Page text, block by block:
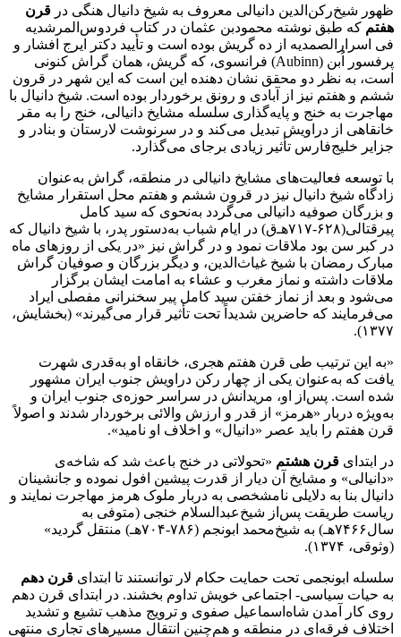
ظهور شیخ‌رکن‌الدین دانیالی معروف به شیخ دانیال هنگی در قرن
هفتم که طبق نوشته محمودبن عثمان در کتاب فردوس‌المرشدیه
فی اسرارالصمدیه از ده گریش بوده است و تأیید دکتر ایرج افشار و
پرفسور اُبن (Aubinn) فرانسوی، که گریش، همان گراش کنونی
است، به نظر دو محقق نشان دهنده این است که این شهر در قرون
ششم و هفتم نیز از آبادی و رونق برخوردار بوده است. شیخ دانیال با
مهاجرت به خنج و پایه‌گذاری سلسله مشایخ دانیالی، خنج را به مقر
خانقاهی از دراویش تبدیل می‌کند و در سرنوشت لارستان و بنادر و
جزایر خلیج‌فارس تأثیر زیادی برجای می‌گذارد.
با توسعه فعالیت‌های مشایخ دانیالی در منطقه، گراش به‌عنوان
زادگاه شیخ دانیال نیز در قرون ششم و هفتم محل استقرار مشایخ
و بزرگان صوفیه دانیالی می‌گردد به‌نحوی که سید کامل
پیرقتالی(۶۲۸-۷۱۷هـ‌ق) در ایام شباب به‌دستور پدر، با شیخ دانیال که
در کبر سن بود ملاقات نمود و در گراش نیز «در یکی از روزهای ماه
مبارک رمضان با شیخ غیاث‌الدین، و دیگر بزرگان و صوفیان گراش
ملاقات داشته و نماز مغرب و عشاء به امامت ایشان برگزار
می‌شود و بعد از نماز خفتن سید کامل پیر سخنرانی مفصلی ایراد
می‌فرمایند که حاضرین شدیداً تحت تأثیر قرار می‌گیرند» (بخشایش،
۱۳۷۷).
«به این ترتیب طی قرن هفتم هجری، خانقاه او به‌قدری شهرت
یافت که به‌عنوان یکی از چهار رکن دراویش جنوب ایران مشهور
شده است. پس‌از او، مریدانش در سراسر حوزه‌ی جنوب ایران و
به‌ویژه دربار «هرمز» از قدر و ارزش والائی برخوردار شدند و اصولاً
قرن هفتم را باید عصر «دانیال» و اخلاف او نامید».
در ابتدای قرن هشتم «تحولاتی در خنج باعث شد که شاخه‌ی
«دانیالی» و مشایخ آن دیار از قدرت پیشین افول نموده و جانشینان
دانیال بنا به دلایلی نامشخصی به دربار ملوک هرمز مهاجرت نمایند و
ریاست طریقت پس‌از شیخ‌عبدالسلام خنجی (متوفی به
سال۷۴۶۶هـ) به شیخ‌محمد ابونجم (۷۸۶-۷۰۴هـ) منتقل گردید»
(وثوقی، ۱۳۷۴).
سلسله ابونجمی تحت حمایت حکام لار توانستند تا ابتدای قرن دهم
به حیات سیاسی- اجتماعی خویش تداوم بخشند. در ابتدای قرن دهم
روی کار آمدن شاه‌اسماعیل صفوی و ترویج مذهب تشیع و تشدید
اختلاف فرقه‌ای در منطقه و هم‌چنین انتقال مسیرهای تجاری منتهی